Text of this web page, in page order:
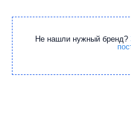
Не нашли нужный бренд?